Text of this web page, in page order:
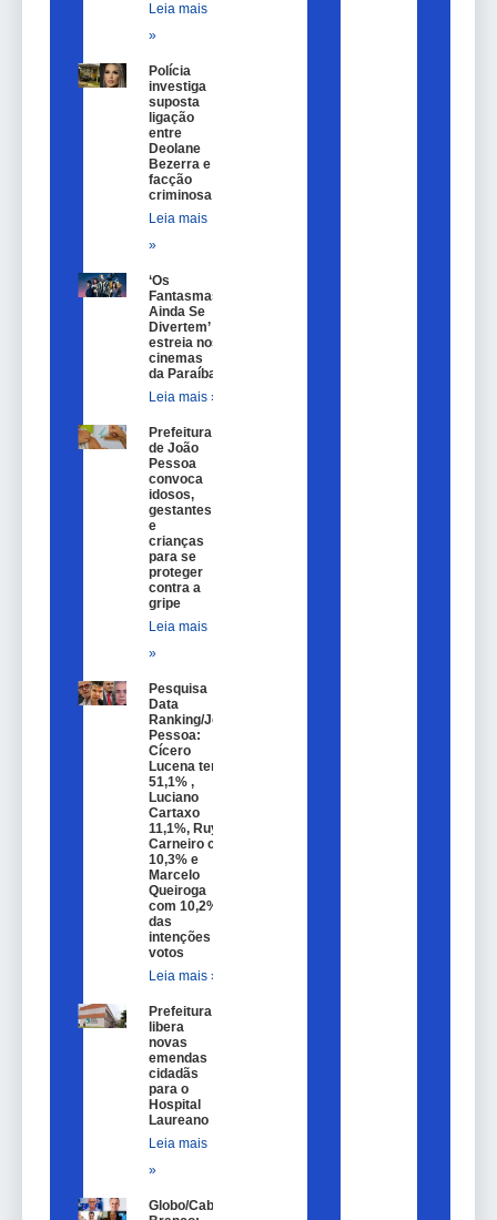
Leia mais
»
Polícia
investiga
suposta
ligação
entre
Deolane
Bezerra e
facção
criminosa
Leia mais
»
‘Os
Fantasmas
Ainda Se
Divertem’
estreia nos
cinemas
da Paraíba
Leia mais »
Prefeitura
de João
Pessoa
convoca
idosos,
gestantes
e
crianças
para se
proteger
contra a
gripe
Leia mais
»
Pesquisa
Data
Ranking/João
Pessoa:
Cícero
Lucena tem
51,1% ,
Luciano
Cartaxo
11,1%, Ruy
Carneiro com
10,3% e
Marcelo
Queiroga
com 10,2%
das
intenções de
votos
Leia mais »
Prefeitura
libera
novas
emendas
cidadãs
para o
Hospital
Laureano
Leia mais
»
Globo/Cabo